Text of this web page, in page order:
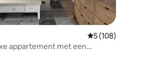
van 4,93 op 5, 223 recensies
Gemiddelde
5 (108)
appartement met een